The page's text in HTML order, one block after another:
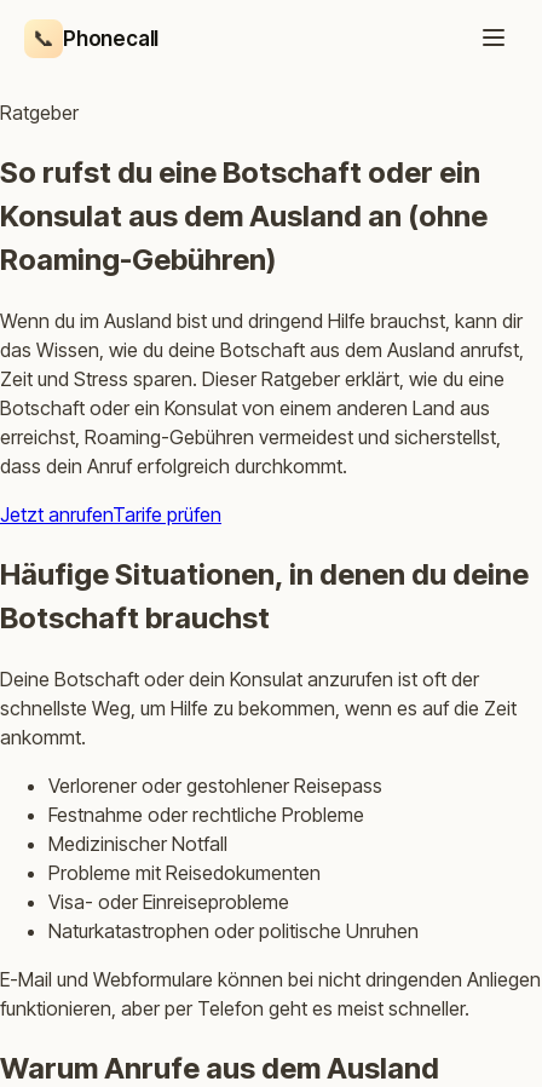
📞 Phonecall
Ratgeber
So rufst du eine Botschaft oder ein
Konsulat aus dem Ausland an (ohne
Roaming-Gebühren)
Wenn du im Ausland bist und dringend Hilfe brauchst, kann dir
das Wissen, wie du deine Botschaft aus dem Ausland anrufst,
Zeit und Stress sparen. Dieser Ratgeber erklärt, wie du eine
Botschaft oder ein Konsulat von einem anderen Land aus
erreichst, Roaming-Gebühren vermeidest und sicherstellst,
dass dein Anruf erfolgreich durchkommt.
Jetzt anrufenTarife prüfen
Häufige Situationen, in denen du deine
Botschaft brauchst
Deine Botschaft oder dein Konsulat anzurufen ist oft der
schnellste Weg, um Hilfe zu bekommen, wenn es auf die Zeit
ankommt.
Verlorener oder gestohlener Reisepass
Festnahme oder rechtliche Probleme
Medizinischer Notfall
Probleme mit Reisedokumenten
Visa- oder Einreiseprobleme
Naturkatastrophen oder politische Unruhen
E-Mail und Webformulare können bei nicht dringenden Anliegen
funktionieren, aber per Telefon geht es meist schneller.
Warum Anrufe aus dem Ausland